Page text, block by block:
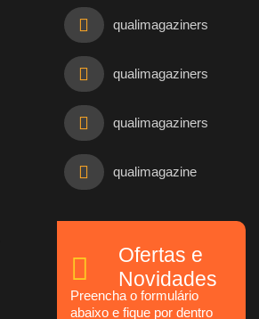
qualimagaziners
qualimagaziners
qualimagaziners
qualimagazine
Ofertas e
Novidades
Preencha o formulário
abaixo e fique por dentro